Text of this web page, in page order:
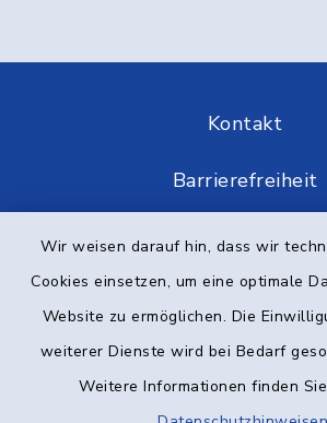
Wir weisen darauf hin, dass wir
Cookies einsetzen, um eine optimale
Website zu ermöglichen. Die
weiterer Dienste wird bei Bedarf
Weitere Informationen finden
Kontakt
Barrierefreiheit
Datenschutz
Impressum
Elektronische